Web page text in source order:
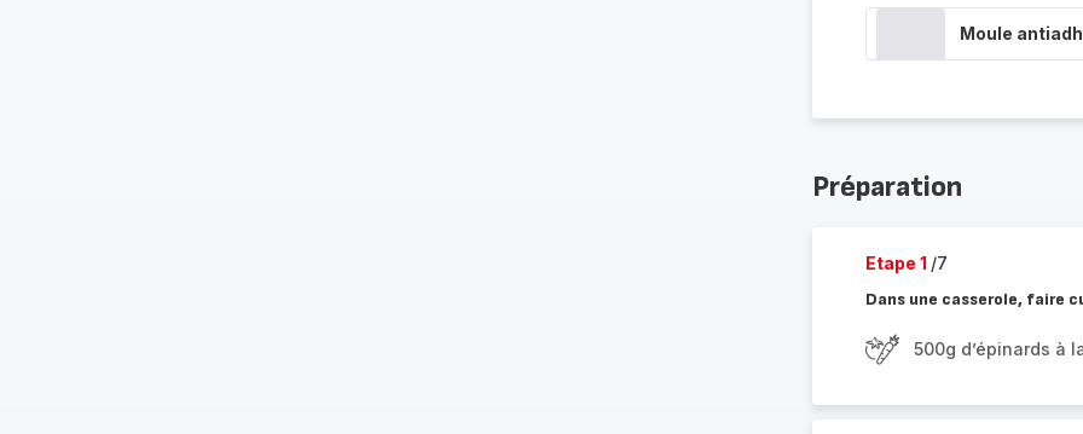
Moule
Préparation
Etape 1 /7
Dans une casserole, faire
500g d’épinards à